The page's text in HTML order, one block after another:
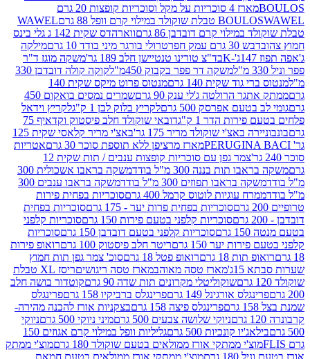
מארז 4 סוכריות על מקל וסוכריות קופצות 20 גרם
WAWEL
קרם דובדבן 86 גרם
ווארהדס שקית 142 ג גלי בינס
דבש 30 גרם עמק חפר
טרולי בורגר מיני בודד 10 גרם
מילקה
בד"צ טורינו טנטיישן חלב 189 גר'
משקה מוגז ד"ר
משקה דר פפר בקבוק 450מ"ל
קוקה קולה דובדבן 330
גוד שקית 140 גרם
מנטוס פרוט מיקס שקית 140
הרולטה ג'לי ענק 90 גרם
שמרים נמסים בואקום 450
אפרסק 500 גרם
לקריץ בלוק לבן 1 ק"ג
לקריץ וידאל
הדר 1 ק"ג
דובאי שוקולד חלב פיסטוק וקדאיף 75
באצ'י שוקולד מריר 175 גר'
באצ'י מריר קלאסי שקית 125
מארז מרציפן ללא תוספת סוכר 30 גרם
אטריות
צמר גפן עם סוכריות קופצות ענבים / תות שקית 12
תות בננה 300 מ"ל בודד
משקה בראבו אשכולית 300
בראבו תפוזים 300 מ"ל בודד
משקה בראבו ענבים 300
עוגיות לוטוס קרמל 400 גרם
סוכריות בפחית פירות
סוכריות בפחית פרות יער - 175 גרם
סוכריות בפחית
סוכריות קלפני בטעם פירות 150 גרם
סוכריות קלפני
סוכריות קלפני בטעם דובדבן 150 גרם
סוכריות
יער 150 גרם
ריטר חלב פיסטוק 100 גרם
רואופ פירות
תות 18 גרם
רואופ פטל 18 גרם
סוכ' צמר גפן תות חמוץ
מארז טסה מאוהב מארז טסה ריגושים
ריסז XL טבלת
שוקוליטלי מקרונים תות שדה 90 גרם
קוטדור בושה חלב
אורגינל 149 גרם
פרינגלס ברביקיו 158 גרם
פרינגלס
פרינגלס פיצה 158 גרם
בצקניות אורז להכנה מהירה-
ניוקי שלושה צבעים 500 גרם
מיני ניוקי 500 גרם
ניוקי
קונכיות 500 גרם
גליליות וופל במילוי קרם אגוזים 150
ממתקי אורז ממולאים בטעם שוקולד 180 גרם
מוצ'י ממתק
גרם
מוצ'י ממתקי אורז ממולאים בטעם חמאת